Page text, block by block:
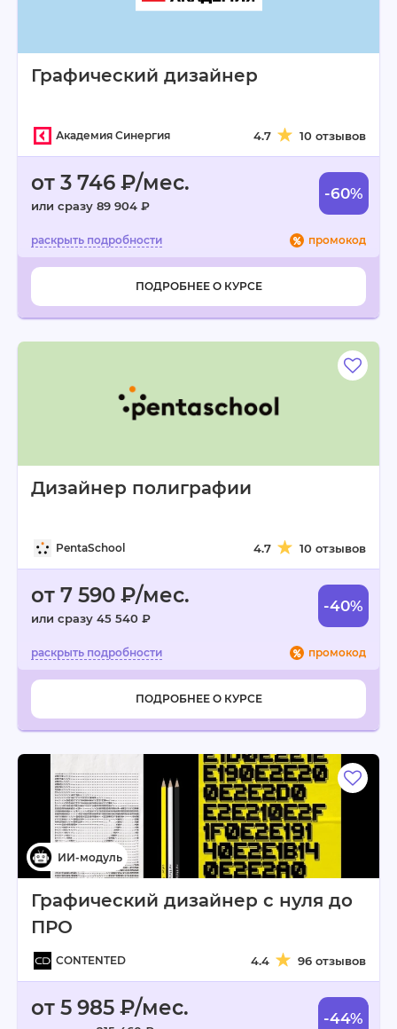
Графический дизайнер
Академия Синергия 4.7 10 отзывов
от 3 746 ₽/мес.
или сразу 89 904 ₽
-60%
промокод
ПОДРОБНЕЕ О КУРСЕ
Дизайнер полиграфии
PentaSchool 4.7 10 отзывов
от 7 590 ₽/мес.
или сразу 45 540 ₽
-40%
промокод
ПОДРОБНЕЕ О КУРСЕ
Графический дизайнер с нуля до
ПРО
CONTENTED 4.4 96 отзывов
от 5 985 ₽/мес. -44%